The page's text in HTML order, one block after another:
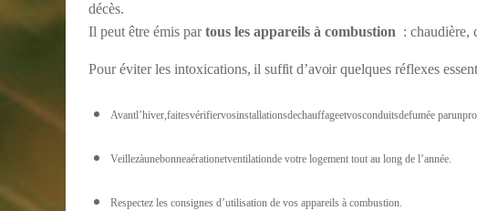
décès.
Il peut être émis partous les appareils à combustion : chaudière,
Pour éviter les intoxications, il suffit d’avoirquelques réflexes
Avantl’hiver,faitesvérifiervosinstallationsdechauffageetvosconduitsdefumée
Veillezàunebonneaérationetventilationde votre logement tout au long de l’année.
Respectez les consignes d’utilisation de vos appareils à combustion.